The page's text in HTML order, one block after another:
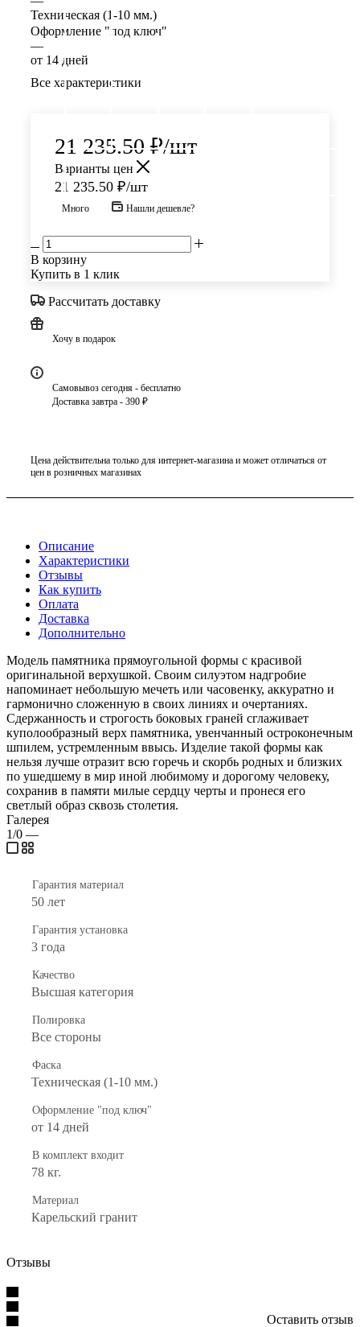
Техническая (1-10 мм.)
Оформление "под ключ"
—
от 14 дней
Все характеристики
21 235.50 ₽/шт
Варианты цен
21 235.50 ₽/шт
Много Нашли дешевле?
В корзину
Купить в 1 клик
Рассчитать доставку
Хочу в подарок
Самовывоз сегодня - бесплатно
Доставка завтра - 390 ₽
Цена действительна только для интернет-магазина и может отличаться от
цен в розничных магазинах
Описание
Характеристики
Отзывы
Как купить
Оплата
Доставка
Дополнительно
Модель памятника прямоугольной формы с красивой
оригинальной верхушкой. Своим силуэтом надгробие
напоминает небольшую мечеть или часовенку, аккуратно и
гармонично сложенную в своих линиях и очертаниях.
Сдержанность и строгость боковых граней сглаживает
куполообразный верх памятника, увенчанный остроконечным
шпилем, устремленным ввысь. Изделие такой формы как
нельзя лучше отразит всю горечь и скорбь родных и близких
по ушедшему в мир иной любимому и дорогому человеку,
сохранив в памяти милые сердцу черты и пронеся его
светлый образ сквозь столетия.
Галерея
1/0 —
Гарантия материал
50 лет
Гарантия установка
3 года
Качество
Высшая категория
Полировка
Все стороны
Фаска
Техническая (1-10 мм.)
Оформление "под ключ"
от 14 дней
В комплект входит
78 кг.
Материал
Карельский гранит
Отзывы
Оставить отзыв